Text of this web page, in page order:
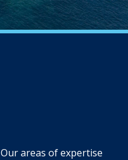
Our areas of expertise